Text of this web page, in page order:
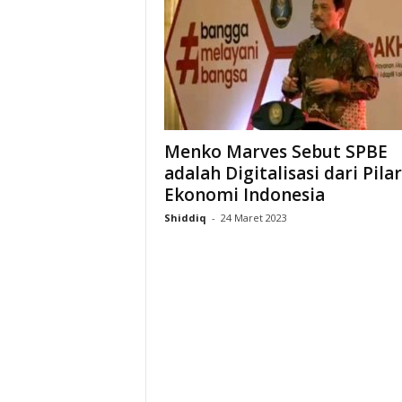
Menko Marves Sebut SPBE
adalah Digitalisasi dari Pilar
Ekonomi Indonesia
Shiddiq - 24 Maret 2023